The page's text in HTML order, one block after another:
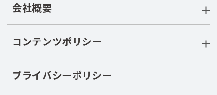
会社概要
コンテンツポリシー
プライバシーポリシー